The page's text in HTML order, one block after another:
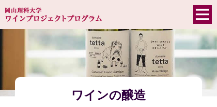
ワインの醸造